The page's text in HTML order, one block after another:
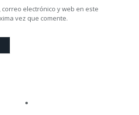
electrónico y web en este
vez que comente.